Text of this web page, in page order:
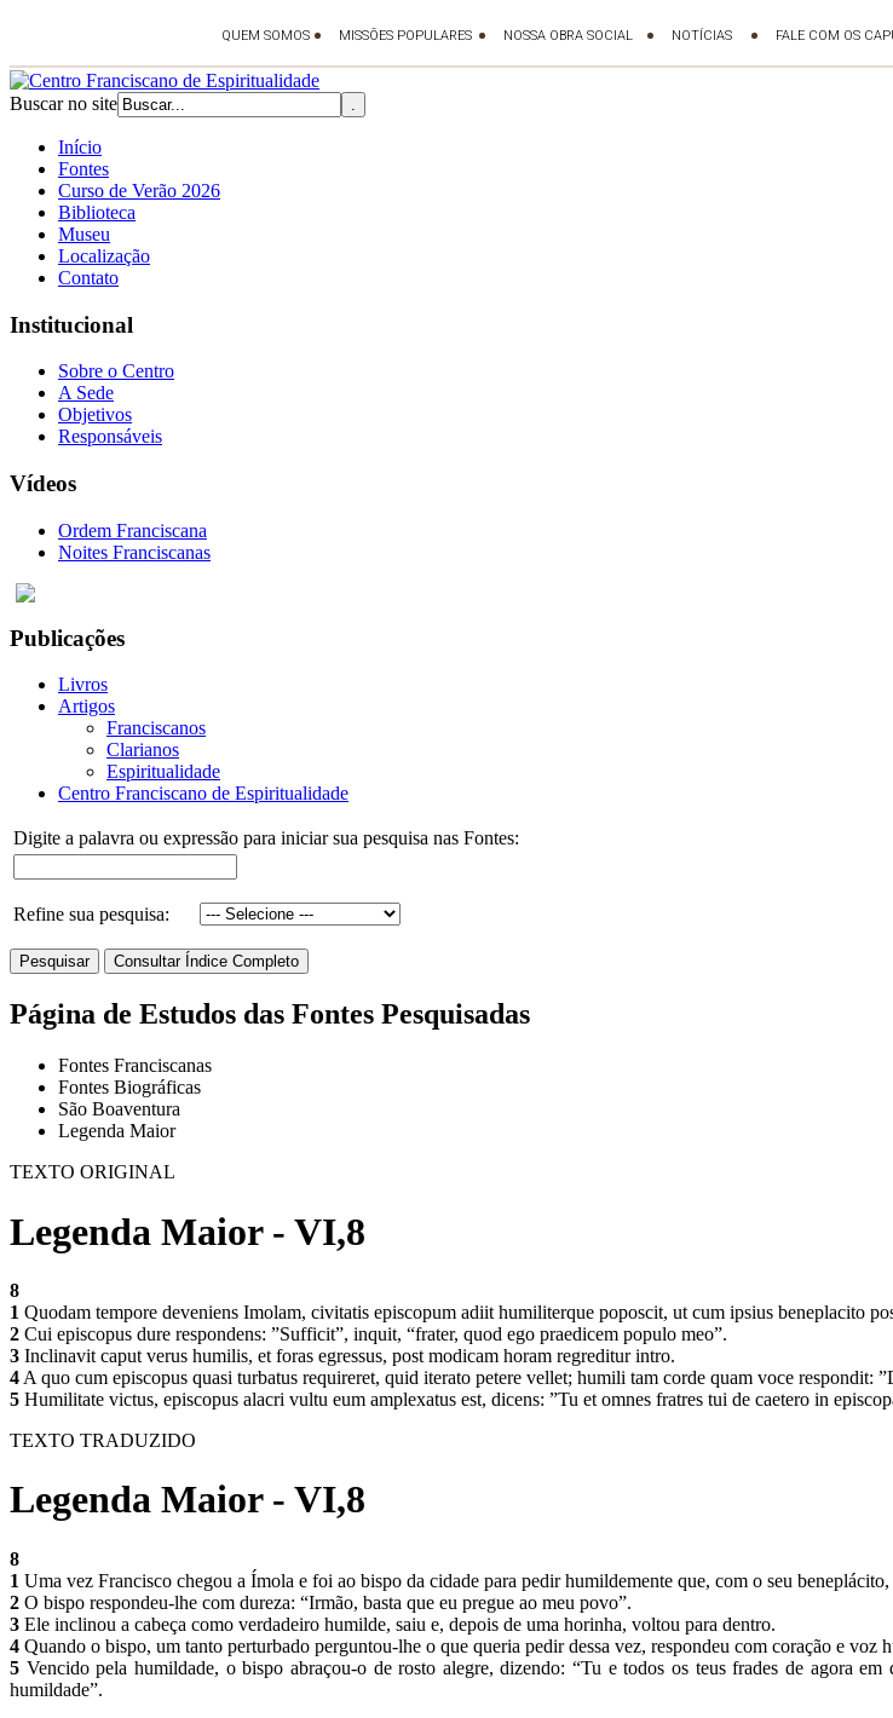
Buscar no site
Início
Fontes
Curso de Verão 2026
Biblioteca
Museu
Localização
Contato
Institucional
Sobre o Centro
A Sede
Objetivos
Responsáveis
Vídeos
Ordem Franciscana
Noites Franciscanas
Publicações
Livros
Artigos
Franciscanos
Clarianos
Espiritualidade
Centro Franciscano de Espiritualidade
Digite a palavra ou expressão para iniciar sua pesquisa nas Fontes:
Refine sua pesquisa:
Página de Estudos das Fontes Pesquisadas
Fontes Franciscanas
Fontes Biográficas
São Boaventura
Legenda Maior
TEXTO ORIGINAL
Legenda Maior - VI,8
8
1 Quodam tempore deveniens Imolam, civitatis episcopum adiit humiliterque poposcit, ut cum ipsius beneplacito
2 Cui episcopus dure respondens: ”Sufficit”, inquit, “frater, quod ego praedicem populo meo”.
3 Inclinavit caput verus humilis, et foras egressus, post modicam horam regreditur intro.
4 A quo cum episcopus quasi turbatus requireret, quid iterato petere vellet; humili tam corde quam voce
5 Humilitate victus, episcopus alacri vultu eum amplexatus est, dicens: ”Tu et omnes fratres tui de caetero in
TEXTO TRADUZIDO
Legenda Maior - VI,8
8
1 Uma vez Francisco chegou a Ímola e foi ao bispo da cidade para pedir humildemente que, com o seu
2 O bispo respondeu-lhe com dureza: “Irmão, basta que eu pregue ao meu povo”.
3 Ele inclinou a cabeça como verdadeiro humilde, saiu e, depois de uma horinha, voltou para dentro.
4 Quando o bispo, um tanto perturbado perguntou-lhe o que queria pedir dessa vez, respondeu com coração e
5 Vencido pela humildade, o bispo abraçou-o de rosto alegre, dizendo: “Tu e todos os teus frades de agora
humildade”.